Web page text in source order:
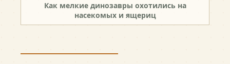
Как мелкие динозавры охотились на
насекомых и ящериц